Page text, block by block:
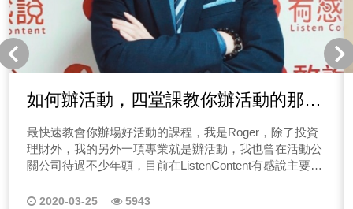
用聲音來帶給你一些力量，現在就點選上方播放鍵收聽第
一集節目！ 《→EP01節目#求解解#求說說 留言板》 備註
｜每個禮拜五會在有感筆記更新留言板唷！ 二、Podcast
怎麼做？經營Podcast如何早早開始變現呢？ 相信這是不
少聽眾朋友們的問題，很多人會煩惱跟我經營同類型
Podcast節目的人這麼多，我如何能脫穎而出呢？為什麼
聽眾要聽我的節目呢？跟著我們思考三件事情： (一)找
到清晰定位 很多人搞不清楚定位是什麼？其實沒有這麼困
難，就是如何給予明確的收聽理由是關鍵。 (二)市場獨特
性 你在市場上、產業上的獨特性是什麼，能否透過各種角
度詮釋、灌輸呢？ (三)如何經營生活 你創造了什麼樣的生
如何辦活動，四堂課教你辦活動的那些
大小事
最快速教會你辦場好活動的課程，我是Roger，除了投資
理財外，我的另外一項專業就是辦活動，我也曾在活動公
關公司待過不少年頭，目前在ListenContent有感說主要負
動等等。 說到辦活動相信不少人都有經驗，那辦活動這
2020-03-25 5943